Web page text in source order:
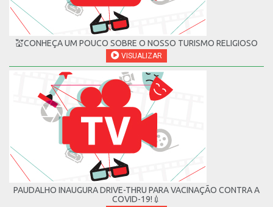
💒CONHEÇA UM POUCO SOBRE O NOSSO TURISMO RELIGIOSO
VISUALIZAR
PAUDALHO INAUGURA DRIVE-THRU PARA VACINAÇÃO CONTRA A
COVID-19!💉